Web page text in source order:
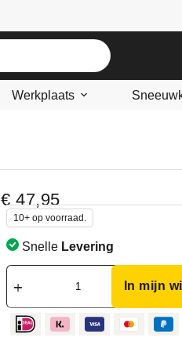
Werkplaats
€47,95
10+ op voorraad.
Snelle Levering
In mijn